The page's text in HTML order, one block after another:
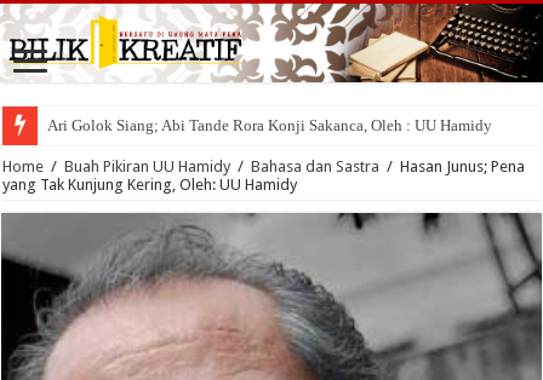
Ari Golok Siang; Abi Tande Rora Konji Sakanca, Oleh : UU Hamidy
Home / Buah Pikiran UU Hamidy / Bahasa dan Sastra / Hasan Junus; Pena
yang Tak Kunjung Kering, Oleh: UU Hamidy